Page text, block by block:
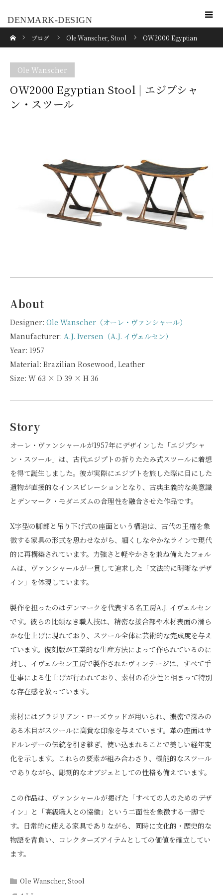
DENMARK-DESIGN
ブログ Ole Wanscher, Stool OW2000 Egyptian
Ole Wanscher
OW2000 Egyptian Stool | エジプシャ
ン・スツール
About
Designer: Ole Wanscher（オーレ・ヴァンシャール）
Manufacturer: A.J. Iversen（A.J. イヴェルセン）
Year: 1957
Material: Brazilian Rosewood, Leather
Size: W 63 × D 39 × H 36
Story
オーレ・ヴァンシャールが1957年にデザインした「エジプシャ
ン・スツール」は、古代エジプトの折りたたみ式スツールに着想
を得て誕生しました。彼が実際にエジプトを旅した際に目にした
遺物が直接的なインスピレーションとなり、古典主義的な美意識
とデンマーク・モダニズムの合理性を融合させた作品です。
X字型の脚部と吊り下げ式の座面という構造は、古代の王権を象
徴する家具の形式を思わせながら、細くしなやかなラインで現代
的に再構築されています。力強さと軽やかさを兼ね備えたフォル
ムは、ヴァンシャールが一貫して追求した「文法的に明晰なデザ
イン」を体現しています。
製作を担ったのはデンマークを代表する名工房A.J. イヴェルセン
です。彼らの比類なき職人技は、精密な接合部や木材表面の滑ら
かな仕上げに現れており、スツール全体に芸術的な完成度を与え
ています。復刻版が工業的な生産方法によって作られているのに
対し、イヴェルセン工房で製作されたヴィンテージは、すべて手
仕事による仕上げが行われており、素材の希少性と相まって特別
な存在感を放っています。
素材にはブラジリアン・ローズウッドが用いられ、濃密で深みの
ある木目がスツールに高貴な印象を与えています。革の座面はサ
ドルレザーの伝統を引き継ぎ、使い込まれることで美しい経年変
化を示します。これらの要素が組み合わさり、機能的なスツール
でありながら、彫刻的なオブジェとしての性格も備えています。
この作品は、ヴァンシャールが掲げた「すべての人のためのデザ
イン」と「高級職人との協働」という二面性を象徴する一脚で
す。日常的に使える家具でありながら、同時に文化的・歴史的な
物語を背負い、コレクターズアイテムとしての価値を確立してい
ます。
Ole Wanscher, Stool